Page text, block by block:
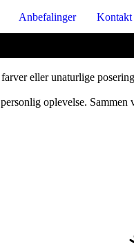
Anbefalinger
Kontakt
eller unaturlige
oplevelse.